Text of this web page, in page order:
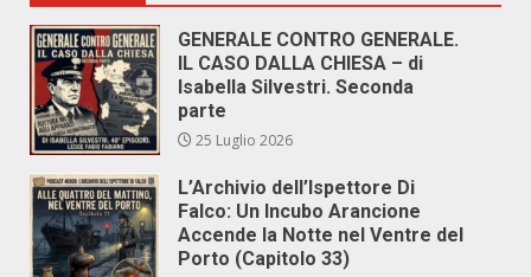
GENERALE CONTRO GENERALE.
IL CASO DALLA CHIESA – di
Isabella Silvestri. Seconda
parte
25 Luglio 2026
L’Archivio dell’Ispettore Di
Falco: Un Incubo Arancione
Accende la Notte nel Ventre del
Porto (Capitolo 33)